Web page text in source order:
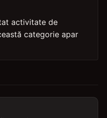
activitate de
categorie apar